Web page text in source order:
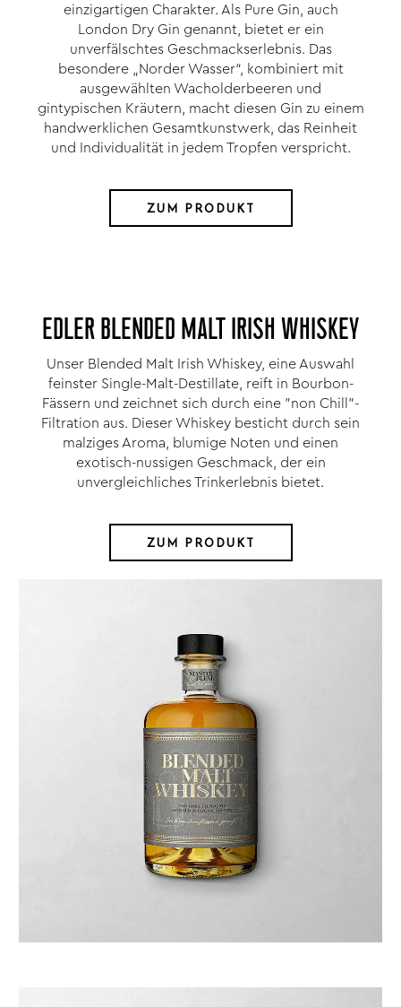
einzigartigen Charakter. Als Pure Gin, auch
London Dry Gin genannt, bietet er ein
unverfälschtes Geschmackserlebnis. Das
besondere „Norder Wasser“, kombiniert mit
ausgewählten Wacholderbeeren und
gintypischen Kräutern, macht diesen Gin zu einem
handwerklichen Gesamtkunstwerk, das Reinheit
und Individualität in jedem Tropfen verspricht.
ZUM PRODUKT
EDLER BLENDED MALT IRISH WHISKEY
Unser Blended Malt Irish Whiskey, eine Auswahl
feinster Single-Malt-Destillate, reift in Bourbon-
Fässern und zeichnet sich durch eine "non Chill"-
Filtration aus. Dieser Whiskey besticht durch sein
malziges Aroma, blumige Noten und einen
exotisch-nussigen Geschmack, der ein
unvergleichliches Trinkerlebnis bietet.
ZUM PRODUKT